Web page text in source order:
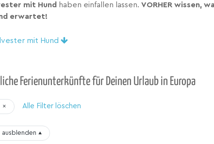
mit Hund haben einfallen lassen. VORHER wissen,
erwartet!
mit Hund
Ferienunterkünfte für Deinen Urlaub in Europa
× Alle Filter löschen
ausblenden ▴